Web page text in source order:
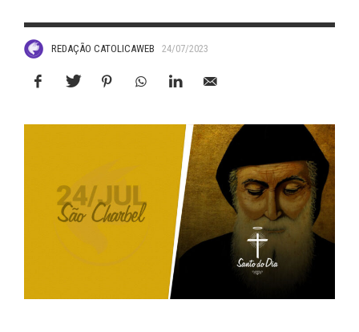
REDAÇÃO CATOLICAWEB 24/07/2023